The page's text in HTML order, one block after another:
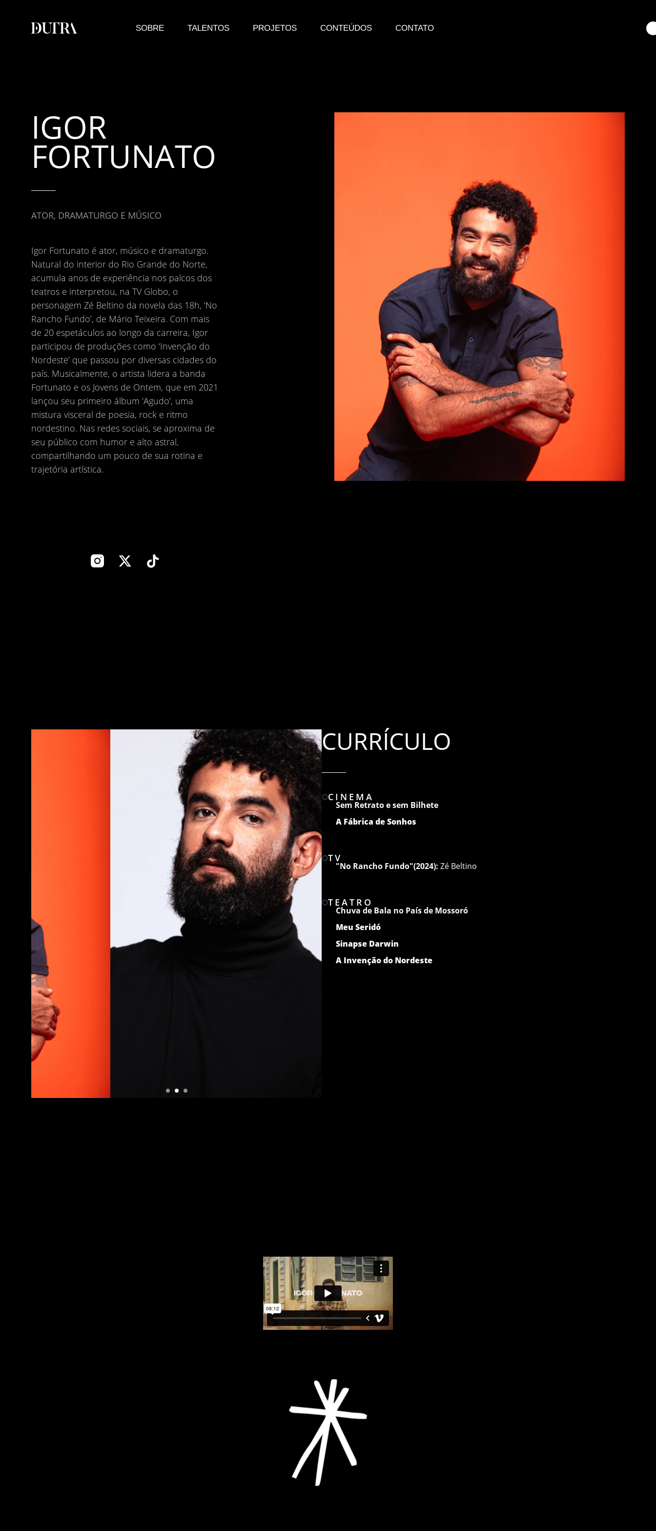
SOBRE TALENTOS PROJETOS CONTEÚDOS CONTATO
IGOR
FORTUNATO
ATOR, DRAMATURGO E MÚSICO
Igor Fortunato é ator, músico e dramaturgo.
Natural do interior do Rio Grande do Norte,
acumula anos de experiência nos palcos dos
teatros e interpretou, na TV Globo, o
personagem Zé Beltino da novela das 18h, ‘No
Rancho Fundo’, de Mário Teixeira. Com mais
de 20 espetáculos ao longo da carreira, Igor
participou de produções como ‘Invenção do
Nordeste’ que passou por diversas cidades do
país. Musicalmente, o artista lidera a banda
Fortunato e os Jovens de Ontem, que em 2021
lançou seu primeiro álbum ‘Agudo’, uma
mistura visceral de poesia, rock e ritmo
nordestino. Nas redes sociais, se aproxima de
seu público com humor e alto astral,
compartilhando um pouco de sua rotina e
trajetória artística.
CURRÍCULO
CINEMA
Sem Retrato e sem Bilhete
A Fábrica de Sonhos
TV
"No Rancho Fundo"(2024): Zé Beltino
TEATRO
Chuva de Bala no País de Mossoró
Meu Seridó
Sinapse Darwin
A Invenção do Nordeste